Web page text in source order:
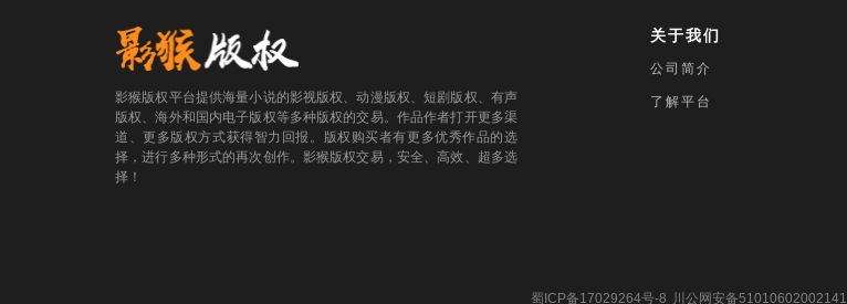
影猴版权平台提供海量小说的影视版权、动漫版权、短剧版权、有声
版权、海外和国内电子版权等多种版权的交易。作品作者打开更多渠
道、更多版权方式获得智力回报。版权购买者有更多优秀作品的选
择，进行多种形式的再次创作。影猴版权交易，安全、高效、超多选
择！
关于我们
公司简介
了解平台
蜀ICP备17029264号-8 川公网安备51010602002141